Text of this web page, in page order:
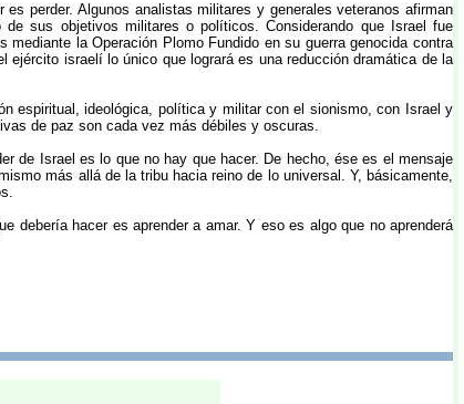
perder. Algunos analistas militares y generales veteranos afirman
sus objetivos militares o políticos. Considerando que Israel fue
la Operación Plomo Fundido en su guerra genocida contra
ejército israelí lo único que logrará es una reducción dramática de la
espiritual, ideológica, política y militar con el sionismo, con Israel y
de paz son cada vez más débiles y oscuras.
de Israel es lo que no hay que hacer. De hecho, ése es el mensaje
más allá de la tribu hacia reino de lo universal. Y, básicamente,
debería hacer es aprender a amar. Y eso es algo que no aprenderá